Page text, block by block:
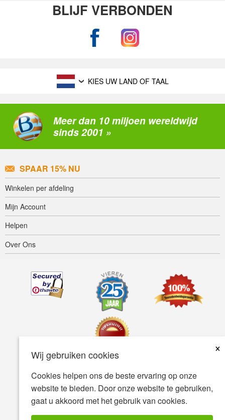
Wij gebruiken cookies
×
Cookies helpen ons de beste ervaring op onze
website te bieden. Door onze website te gebruiken,
gaat u akkoord met het gebruik van cookies.
BLIJF VERBONDEN
KIES UW LAND OF TAAL
Meer dan 10 miljoen wereldwijd
sinds 2001 »
SPAAR 15% NU
Winkelen per afdeling
Mijn Account
Helpen
Over Ons
Toegankelijkheid Gebruiksvoorwaarden Privacybeleid
Veiligheidsbeleid
© Copyright 2001-2026 BIOVEA. Alle Rechten Voorbehouden.